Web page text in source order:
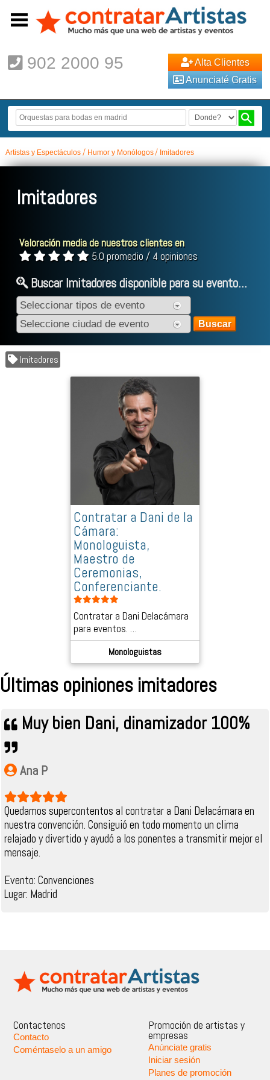
902 2000 95
Alta Clientes
Anunciaté Gratis
Artistas y Espectáculos Humor y Monólogos Imitadores
Imitadores
Valoración media de nuestros clientes en
5.0 promedio / 4 opiniones
Buscar Imitadores disponible para su evento...
Imitadores
Contratar a Dani de la
Cámara:
Monologuista,
Maestro de
Ceremonias,
Conferenciante.
Contratar a Dani Delacámara
para eventos. …
Monologuistas
Últimas opiniones imitadores
Muy bien Dani, dinamizador 100%
Ana P
Quedamos supercontentos al contratar a Dani Delacámara en
nuestra convención. Consiguió en todo momento un clima
relajado y divertido y ayudó a los ponentes a transmitir mejor el
mensaje.
Evento: Convenciones
Lugar: Madrid
Contactenos
Contacto
Coméntaselo a un amigo
Promoción de artistas y
empresas
Anúnciate gratis
Iniciar sesión
Planes de promoción